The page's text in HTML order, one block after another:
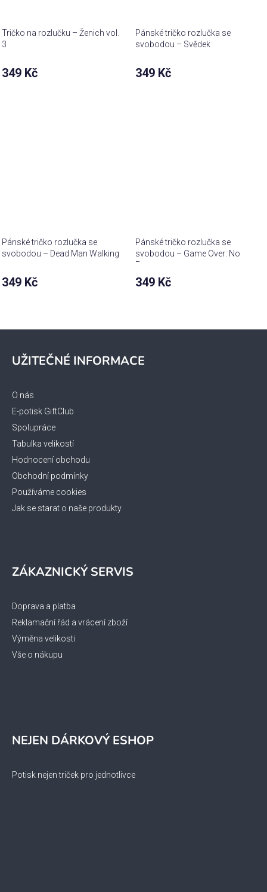
Tričko na rozlučku – Ženich vol.
3
349 Kč
Pánské tričko rozlučka se
svobodou – Svědek
349 Kč
Pánské tričko rozlučka se
svobodou – Dead Man Walking
349 Kč
Pánské tričko rozlučka se
svobodou – Game Over: No
Escape
349 Kč
UŽITEČNÉ INFORMACE
O nás
E-potisk GiftClub
Spolupráce
Tabulka velikostí
Hodnocení obchodu
Obchodní podmínky
Používáme cookies
Jak se starat o naše produkty
ZÁKAZNICKÝ SERVIS
Doprava a platba
Reklamační řád a vrácení zboží
Výměna velikosti
Vše o nákupu
NEJEN DÁRKOVÝ ESHOP
Potisk nejen triček pro jednotlivce